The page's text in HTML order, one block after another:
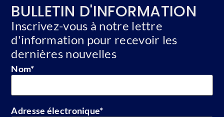
BULLETIN D'INFORMATION
Inscrivez-vous à notre lettre
d'information pour recevoir les
dernières nouvelles
Nom*
Adresse électronique*